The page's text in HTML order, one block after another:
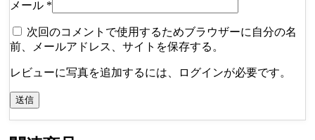
メール *
次回のコメントで使用するためブラウザーに自分の名
前、メールアドレス、サイトを保存する。
レビューに写真を追加するには、ログインが必要です。